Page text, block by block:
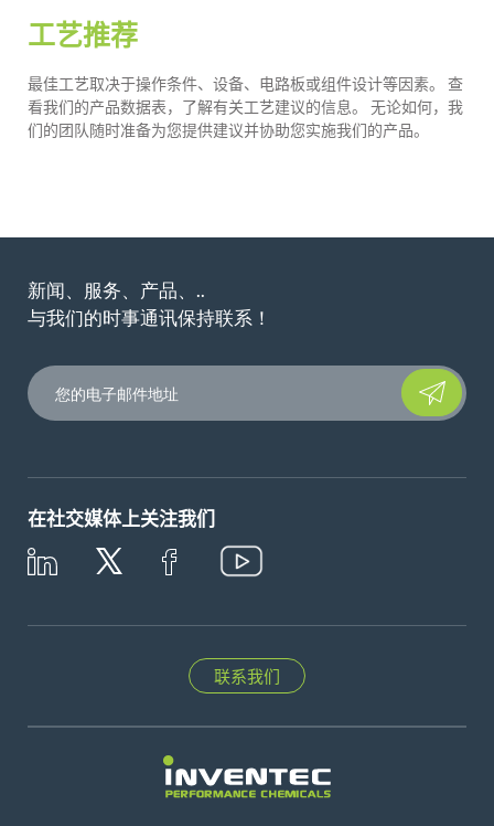
工艺推荐
最佳工艺取决于操作条件、设备、电路板或组件设计等因素。 查
看我们的产品数据表，了解有关工艺建议的信息。 无论如何，我
们的团队随时准备为您提供建议并协助您实施我们的产品。
新闻、服务、产品、..
与我们的时事通讯保持联系！
Please
在社交媒体上关注我们
联系我们